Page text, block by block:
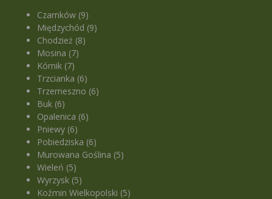
Czarnków (9)
Międzychód (9)
Chodzież (8)
Mosina (7)
Kórnik (7)
Trzcianka (6)
Trzemeszno (6)
Buk (6)
Opalenica (6)
Pniewy (6)
Pobiedziska (6)
Murowana Goślina (5)
Wieleń (5)
Wyrzysk (5)
Koźmin Wielkopolski (5)